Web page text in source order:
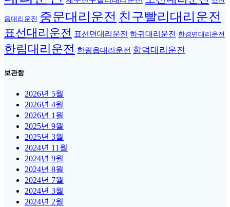
읍대리운전 중문대리운전 친구빨리대리운전
표선대리운전 표선면대리운전 하귀대리운전 한경면대리운전
한림대리운전 한림읍대리운전 함덕대리운전
보관함
2026년 5월
2026년 4월
2026년 1월
2025년 9월
2025년 3월
2024년 11월
2024년 9월
2024년 8월
2024년 7월
2024년 3월
2024년 2월